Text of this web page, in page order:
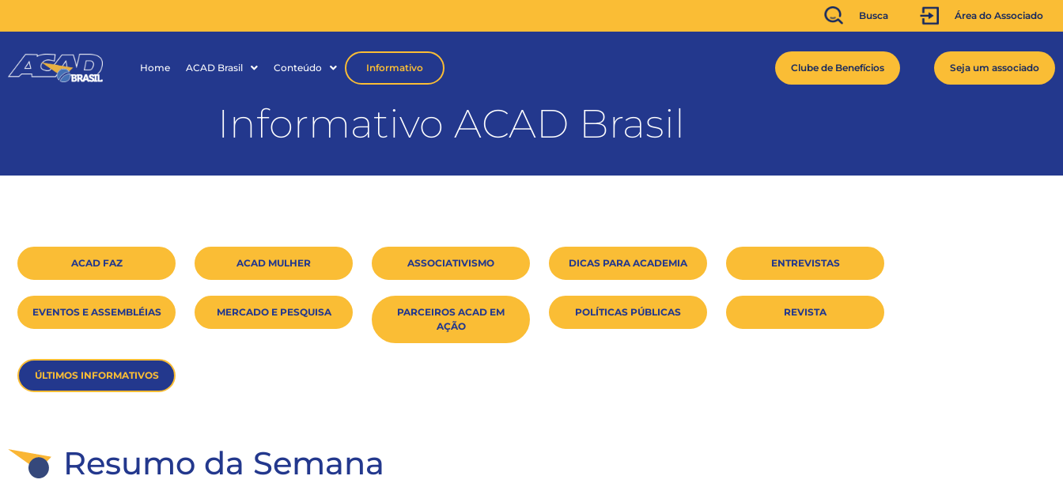
Busca Área do Associado
Home ACAD Brasil Conteúdo Informativo Clube de Benefícios Seja um associado
Informativo ACAD Brasil
ACAD FAZ ACAD MULHER ASSOCIATIVISMO DICAS PARA ACADEMIA ENTREVISTAS
EVENTOS E ASSEMBLÉIAS MERCADO E PESQUISA
PARCEIROS ACAD EM
AÇÃO
POLÍTICAS PÚBLICAS REVISTA
ÚLTIMOS INFORMATIVOS
Resumo da Semana